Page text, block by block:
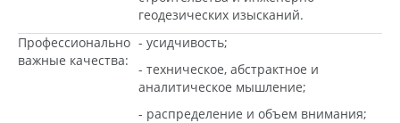
геодезических изысканий.
Профессионально
важные качества:
- усидчивость;
- техническое, абстрактное и
аналитическое мышление;
- распределение и объем внимания;